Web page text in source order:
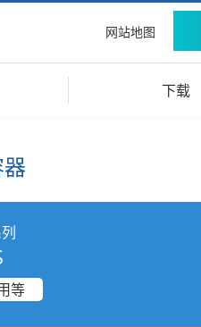
网站地图
下载
等